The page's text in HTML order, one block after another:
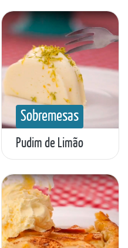
Sobremesas
Pudim de Limão